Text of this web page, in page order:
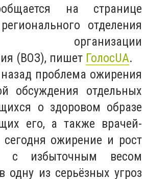
на странице
отделения
организации
(ВОЗ), пишет ГолосUA.
проблема ожирения
обсуждения отдельных
о здоровом образе
его, а также врачей-
сегодня ожирение и рост
с избыточным весом
одну из серьёзных угроз